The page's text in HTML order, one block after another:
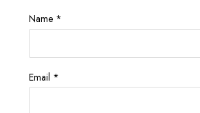
Name *
Email *